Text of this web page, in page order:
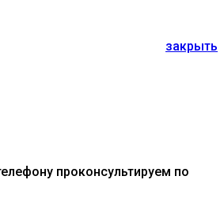
закрыть
проконсультируем по